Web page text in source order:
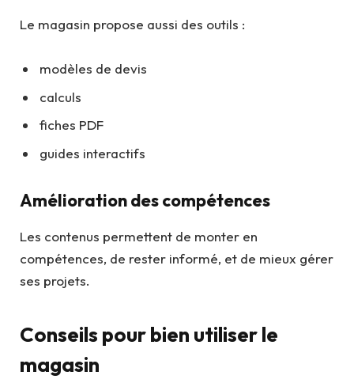
Le magasin propose aussi des outils :
modèles de devis
calculs
fiches PDF
guides interactifs
Amélioration des compétences
Les contenus permettent de monter en
compétences, de rester informé, et de mieux gérer
ses projets.
Conseils pour bien utiliser le
magasin